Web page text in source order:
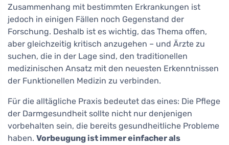
Zusammenhang mit bestimmten Erkrankungen ist
jedoch in einigen Fällen noch Gegenstand der
Forschung. Deshalb ist es wichtig, das Thema offen,
aber gleichzeitig kritisch anzugehen – und Ärzte zu
suchen, die in der Lage sind, den traditionellen
medizinischen Ansatz mit den neuesten Erkenntnissen
der Funktionellen Medizin zu verbinden.
Für die alltägliche Praxis bedeutet das eines: Die Pflege
der Darmgesundheit sollte nicht nur denjenigen
vorbehalten sein, die bereits gesundheitliche Probleme
haben. Vorbeugung ist immer einfacher als